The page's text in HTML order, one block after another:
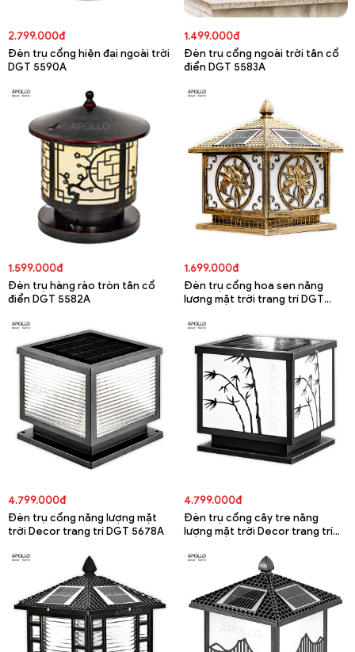
2.799.000đ
Đèn trụ cổng hiện đại ngoài trời
DGT 5590A
1.499.000đ
Đèn trụ cổng ngoài trời tân cổ
điển DGT 5583A
1.599.000đ
Đèn trụ hàng rào tròn tân cổ
điển DGT 5582A
1.699.000đ
Đèn trụ cổng hoa sen năng
lương mặt trời trang trí DGT
4.799.000đ
Đèn trụ cổng năng lượng mặt
trời Decor trang trí DGT 5678A
4.799.000đ
Đèn trụ cổng cây tre năng
lượng mặt trời Decor trang trí